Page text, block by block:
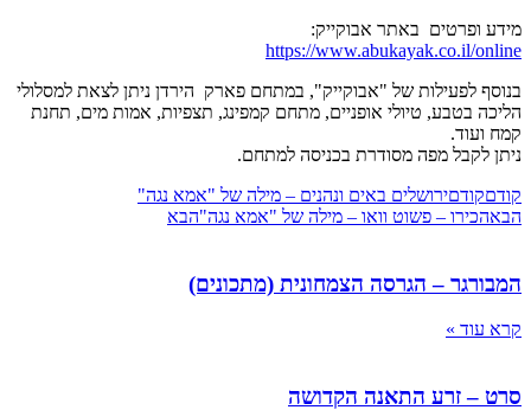
מידע ופרטים באתר אבוקייק:
https://www.abukayak.co.il/online
בנוסף לפעילות של "אבוקייק", במתחם פארק הירדן ניתן לצאת למסלולי
הליכה בטבע, טיולי אופניים, מתחם קמפינג, תצפיות, אמות מים, תחנת
קמח ועוד.
ניתן לקבל מפה מסודרת בכניסה למתחם.
קודםקודםירושלים באים ונהנים – מילה של "אמא נגה"
הבאהכירו – פשוט וואו – מילה של "אמא נגה"הבא
המבורגר – הגרסה הצמחונית (מתכונים)
קרא עוד »
סרט – זרע התאנה הקדושה